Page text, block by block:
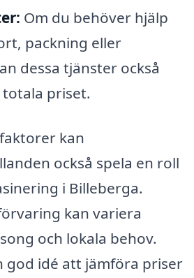
Om du behöver hjälp
packning eller
dessa tjänster också
priset.
kan
också spela en roll
i Billeberga.
kan variera
och lokala behov.
god idé att jämföra priser